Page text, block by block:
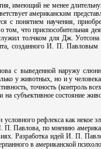
имеющий не менее
американским
с понятием научения,
что приспособительная
толчком для Дж.
созданного И. П.
с выведенной наружу
у животных, но и у
точность (контроль
субъективное состояние
рефлекса как некое
П. Павлова, по мнению
Разработка идей И. П.
в американской